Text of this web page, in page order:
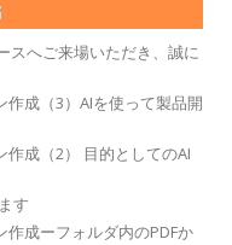
スへご来場いただき、誠に
成（3）AIを使って製品開
成（2） 目的としてのAI
す
成ーフォルダ内のPDFか